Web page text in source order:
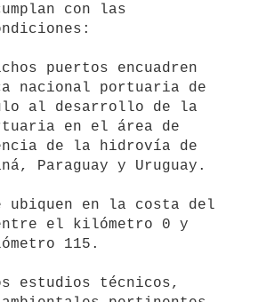
con las
puertos encuadren
nacional portuaria de
en el área de
Paraguay y Uruguay.
ubiquen en la costa del
el kilómetro 0 y
estudios técnicos,